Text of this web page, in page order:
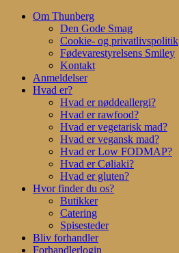
Om Thunberg
Den Gode Smag
Cookie- og privatlivspolitik
Fødevarestyrelsens Smiley
Kontakt
Anmeldelser
Hvad er?
Hvad er nøddeallergi?
Hvad er rawfood?
Hvad er vegetarisk mad?
Hvad er vegansk mad?
Hvad er Low FODMAP?
Hvad er Cøliaki?
Hvad er gluten?
Hvor finder du os?
Butikker
Catering
Spisesteder
Bliv forhandler
Forhandlerlogin